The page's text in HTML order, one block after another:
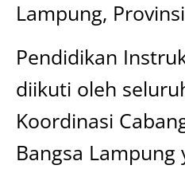
Lampung,
Pendidikan
diikuti oleh
Koordinasi
Bangsa Lampung